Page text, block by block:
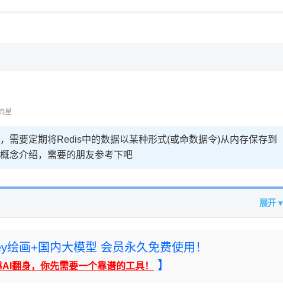
星
需要定期将Redis中的数据以某种形式(或命数据令)从内存保存到
念介绍，需要的朋友参考下吧
展开 ▾
绘画+国内大模型 会员永久免费使用！
翻身，你先需要一个靠谱的工具！ 】